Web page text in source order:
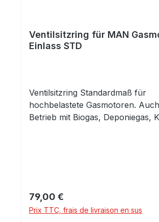
Ventilsitzring für MAN
Einlass STD
Ventilsitzring Standardmaß für
hochbelastete Gasmotoren.
Betrieb mit Biogas, Deponiegas,
problematischen Gasen.
geeignet für die "trockenen"
Andwendungen in Gasmotoren
Prix régulier :
79,00 €
Prix TTC, frais de livraison en sus